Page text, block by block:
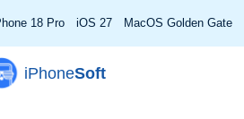
18 Pro iOS 27 MacOS Golden Gate
iPhoneSoft